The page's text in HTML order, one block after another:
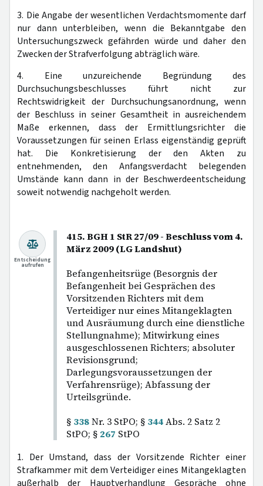
3. Die Angabe der wesentlichen Verdachtsmomente darf
nur dann unterbleiben, wenn die Bekanntgabe den
Untersuchungszweck gefährden würde und daher den
Zwecken der Strafverfolgung abträglich wäre.
4. Eine unzureichende Begründung des
Durchsuchungsbeschlusses führt nicht zur
Rechtswidrigkeit der Durchsuchungsanordnung, wenn
der Beschluss in seiner Gesamtheit in ausreichendem
Maße erkennen, dass der Ermittlungsrichter die
Voraussetzungen für seinen Erlass eigenständig geprüft
hat. Die Konkretisierung der den Akten zu
entnehmenden, den Anfangsverdacht belegenden
Umstände kann dann in der Beschwerdeentscheidung
soweit notwendig nachgeholt werden.
415. BGH 1 StR 27/09 - Beschluss vom 4.
März 2009 (LG Landshut)
Befangenheitsrüge (Besorgnis der
Befangenheit bei Gesprächen des
Vorsitzenden Richters mit dem
Verteidiger nur eines Mitangeklagten
und Ausräumung durch eine dienstliche
Stellungnahme); Mitwirkung eines
ausgeschlossenen Richters; absoluter
Revisionsgrund;
Darlegungsvoraussetzungen der
Verfahrensrüge); Abfassung der
Urteilsgründe.
§ 338Nr. 3 StPO; § 344Abs. 2 Satz 2
StPO; § 267 StPO
Entscheidung
aufrufen
1. Der Umstand, dass der Vorsitzende Richter einer
Strafkammer mit dem Verteidiger eines Mitangeklagten
außerhalb der Hauptverhandlung Gespräche ohne